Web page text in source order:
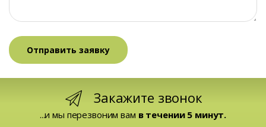
Закажите звонок
...и мы перезвоним вам в течении 5 минут.